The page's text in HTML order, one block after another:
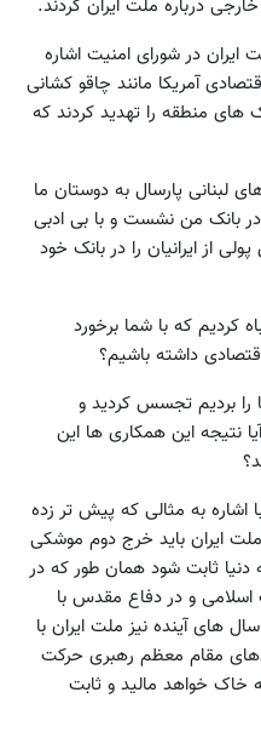
درباره ملت ایران کردند.
در شورای امنیت اشاره
آمریکا مانند چاقو کشانی
های منطقه را تهدید کردند که
لبنانی پارسال به دوستان ما
بانک من نشست و با بی ادبی
از ایرانیان را در بانک خود
که با شما برخورد
داشته باشیم؟
را بردیم تجسس کردید و
نتیجه این همکاری ها این
به مثالی که پیش تر زده
ایران باید خرج دوم موشکی
دنیا ثابت شود همان طور که در
با انقلاب اسلامی و در دفاع مقدس با
های آینده نیز ملت ایران با
مقام معظم رهبری حرکت
خاک خواهد مالید و ثابت